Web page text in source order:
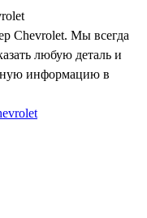
Chevrolet. Мы всегда
любую деталь и
информацию в